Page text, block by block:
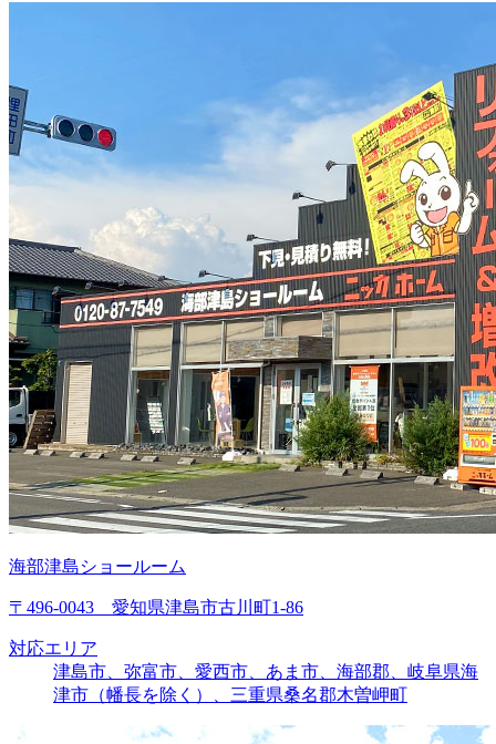
海部津島ショールーム
〒496-0043 愛知県津島市古川町1-86
対応エリア
津島市、弥富市、愛西市、あま市、海部郡、岐阜県海
津市（幡長を除く）、三重県桑名郡木曽岬町